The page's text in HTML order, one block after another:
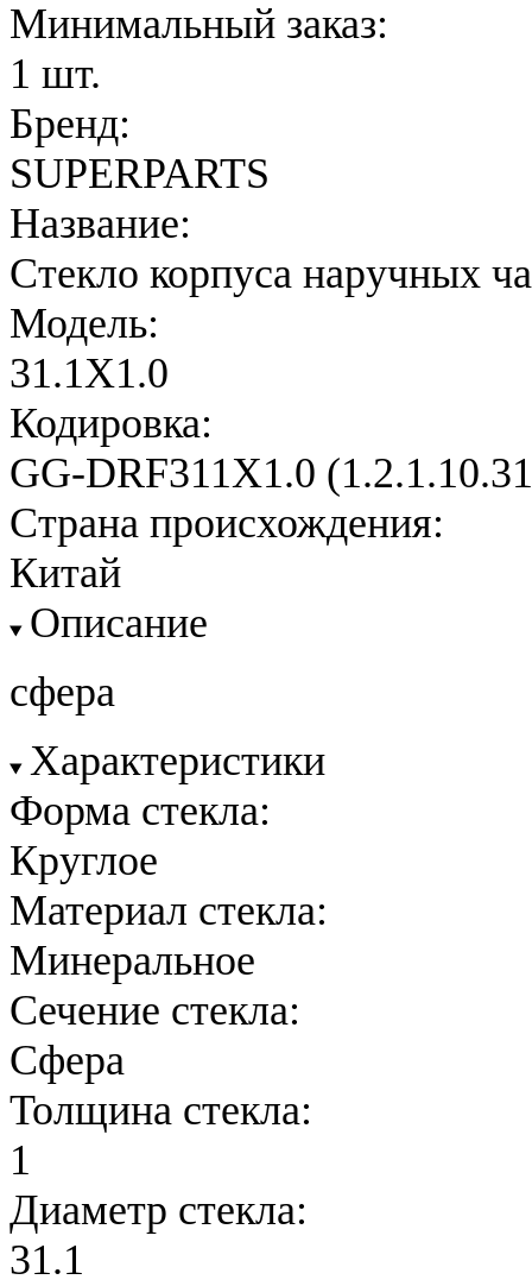
Минимальный заказ:
1 шт.
Бренд:
SUPERPARTS
Название:
Стекло корпуса наручных
Модель:
31.1X1.0
Кодировка:
GG-DRF311X1.0
Страна происхождения:
Китай
Описание
сфера
Характеристики
Форма стекла:
Круглое
Материал стекла:
Минеральное
Сечение стекла:
Сфера
Толщина стекла:
1
Диаметр стекла:
31.1